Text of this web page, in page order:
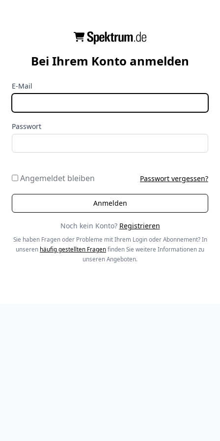
Bei Ihrem Konto anmelden
E-Mail
Passwort
Angemeldet bleiben Passwort vergessen?
Noch kein Konto? Registrieren
Sie haben Fragen oder Probleme mit Ihrem Login oder Abonnement? In
unseren häufig gestellten Fragen finden Sie weitere Informationen zu
unseren Angeboten.